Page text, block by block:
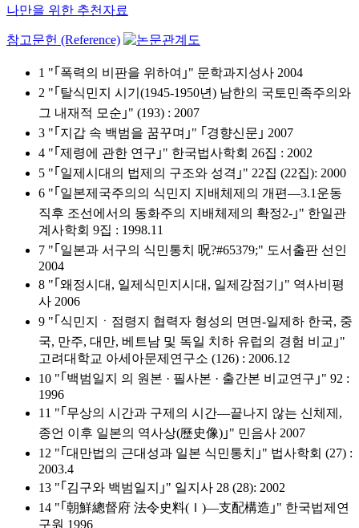
나만을 위한 추천자료
참고문헌 (Reference)
1 "｢폭력의 비판을 위하여｣" 문학과지성사 2004
2 "｢탈식민지 시기(1945-1950년) 남한의 국토민족주의와
그 내재적 모순｣" (193) : 2007
3 "｢지갑 속 백범을 꿈꾸며｣" ｢경향신문｣ 2007
4 "｢제령에 관한 연구｣" 한국법사학회 26집 : 2002
5 "｢일제시대의 법제의 구조와 성격｣" 22집 (22집): 2000
6 "｢일본제국주의의 식민지 지배체제의 개편―3.1운동
직후 조선에서의 동화주의 지배체제의 확정2-｣" 한일관
계사학회 9집 : 1998.11
7 "｢일본과 서구의 식민통치 呪?#65379;" 도서출판 선인
2004
8 "｢왜정시대, 일제식민지시대, 일제강점기｣" 역사비평
사 2006
9 "｢식민지ㆍ점령지 협력자 형성의 면면-일제하 한국, 중
국, 만주, 대만, 베트남 및 독일 치하 유럽의 경험 비교｣"
고려대학교 아세아문제연구소 (126) : 2006.12
10 "｢백범일지 의 원본 · 필사본 · 출간본 비교연구｣" 92 :
1996
11 "｢무상의 시간과 구제의 시간―끝나지 않는 신체제,
종언 이후 일본의 역사상(歷史像)｣" 민음사 2007
12 "｢대만법의 근대성과 일본 식민통치｣" 법사학회 (27) :
2003.4
13 "｢김구와 백범일지｣" 일지사 28 (28): 2002
14 "｢朝鮮總督府 法令史料(Ｉ)―支配構造｣" 한국법제연
구원 1996